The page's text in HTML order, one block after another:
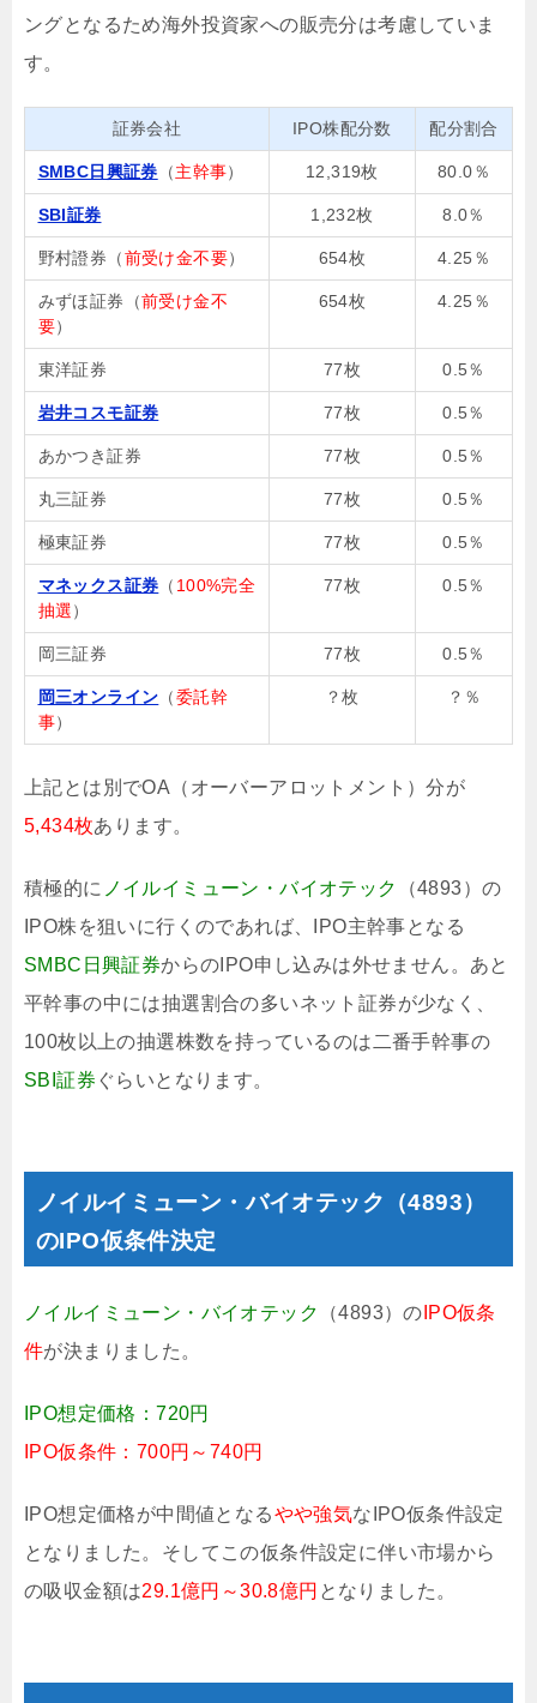
ングとなるため海外投資家への販売分は考慮していま
す。
証券会社 IPO株配分数 配分割合
SMBC日興証券 （主幹事） 12,319枚 80.0％
SBI証券 1,232枚 8.0％
野村證券（前受け金不要） 654枚 4.25％
みずほ証券（前受け金不
要）
654枚 4.25％
東洋証券 77枚 0.5％
岩井コスモ証券 77枚 0.5％
あかつき証券 77枚 0.5％
丸三証券 77枚 0.5％
極東証券 77枚 0.5％
マネックス証券 （ 100%完全
抽選）
77枚 0.5％
岡三証券 77枚 0.5％
岡三オンライン （委託幹
事）
？枚 ？％
上記とは別でOA（オーバーアロットメント）分が
5,434枚あります。
積極的に ノイルイミューン・バイオテック
（4893）の
IPO株を狙いに行くのであれば、IPO主幹事となる
SMBC日興証券からのIPO申し込みは外せません。あと
平幹事の中には抽選割合の多いネット証券が少なく、
100枚以上の抽選株数を持っているのは二番手幹事の
SBI証券 ぐらいとなります。
ノイルイミューン・バイオテック（4893）
のIPO仮条件決定
ノイルイミューン・バイオテック （4893）の IPO仮条
件が決まりました。
IPO想定価格：720円
IPO仮条件：700円～740円
IPO想定価格が中間値となるやや強気なIPO仮条件設定
となりました。そしてこの仮条件設定に伴い市場から
の吸収金額は29.1億円～30.8億円 となりました。